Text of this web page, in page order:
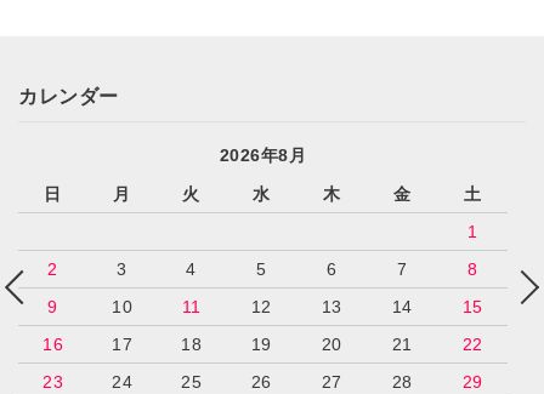
カレンダー
2026年8月
日
月 火 水 木 金
土
1
2
3 4 5 6 7
8
9
10 11 12 13 14
15
16
17 18 19 20 21
22
23
24 25 26 27 28
29